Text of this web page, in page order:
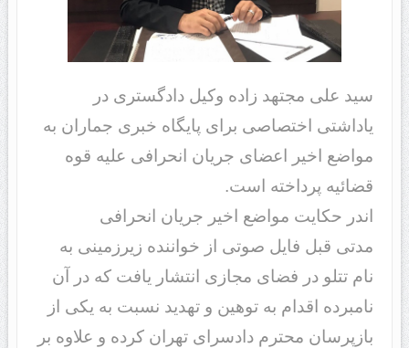
سید علی مجتهد زاده وکیل دادگستری در
یاداشتی اختصاصی برای پایگاه خبری جماران به
مواضع اخیر اعضای جریان انحرافی علیه قوه
قضائیه پرداخته است.
اندر حکایت مواضع اخیر جریان انحرافی
مدتی قبل فایل صوتی از خواننده زیرزمینی به
نام تتلو در فضای مجازی انتشار یافت که در آن
نامبرده اقدام به توهین و تهدید نسبت به یکی از
بازپرسان محترم دادسرای تهران کرده و علاوه بر